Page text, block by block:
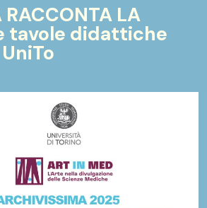
RACCONTA LA
tavole didattiche